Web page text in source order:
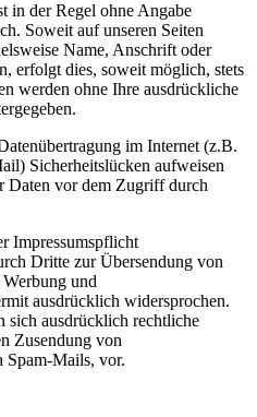
in der Regel ohne Angabe
Soweit auf unseren Seiten
Name, Anschrift oder
erfolgt dies, soweit möglich, stets
werden ohne Ihre ausdrückliche
im Internet (z.B.
Sicherheitslücken aufweisen
Daten vor dem Zugriff durch
Impressumspflicht
Dritte zur Übersendung von
und
ausdrücklich widersprochen.
sich ausdrücklich rechtliche
Zusendung von
Spam-Mails, vor.